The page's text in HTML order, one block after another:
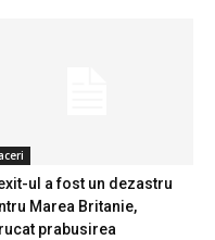
ul a fost un dezastru
Marea Britanie,
prabusirea